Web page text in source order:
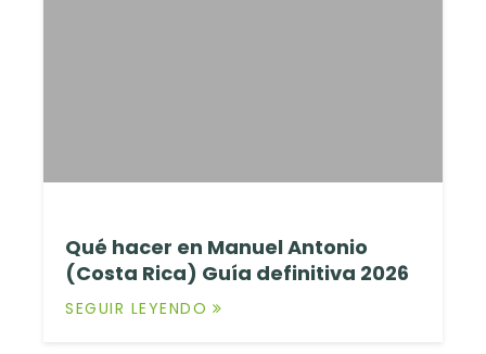
Qué hacer en Manuel Antonio
(Costa Rica) Guía definitiva 2026
SEGUIR LEYENDO